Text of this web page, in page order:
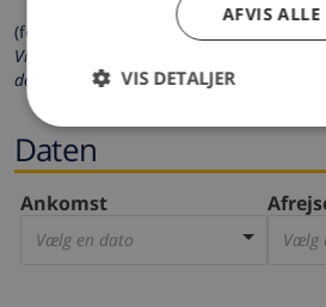
(felter markeret med * er obligatoriske)
Vi beskytter dit privatliv. Dine
delt med andre.
Daten
Ankomst
Vælg en dato Vælg
AFVIS ALLE
VIS DETALJER